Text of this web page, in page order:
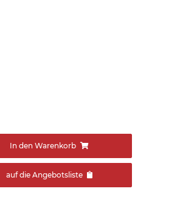
In den Warenkorb
auf die Angebotsliste